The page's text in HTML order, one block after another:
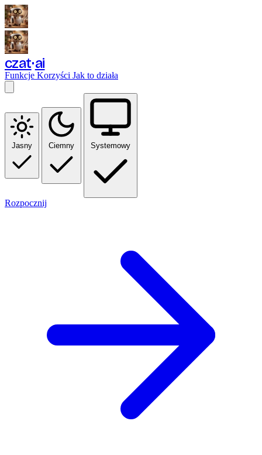
czat ai
Funkcje Korzyści Jak to działa
Jasny Ciemny Systemowy
Rozpocznij